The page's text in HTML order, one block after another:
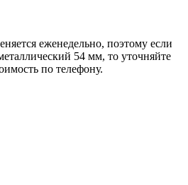
еженедельно, поэтому если
54 мм, то уточняйте
по телефону.